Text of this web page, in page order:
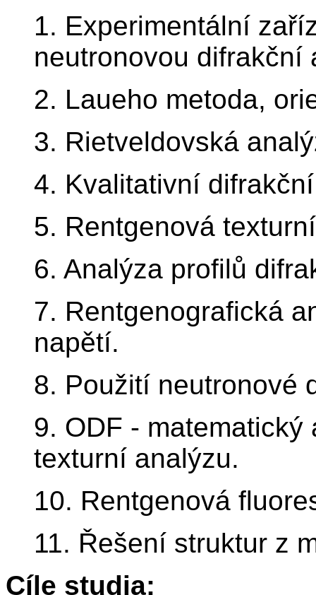
1. Experimentální
neutronovou difrakční
2. Laueho metoda,
3. Rietveldovská
4. Kvalitativní
5. Rentgenová
6. Analýza profilů
7. Rentgenografická
napětí.
8. Použití neutronové
9. ODF -
texturní analýzu.
10. Rentgenová
11. Řešení struktur z
Cíle studia: